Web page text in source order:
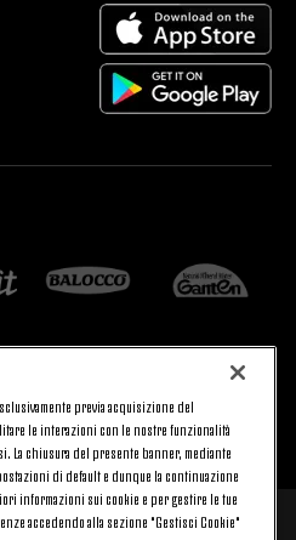
TORNA SU
previa acquisizione del
le interazioni con le nostre funzionalità
La chiusura del presente banner, mediante
di default e dunque la continuazione
informazioni sui cookie e per gestire le tue
accedendo alla sezione "Gestisci Cookie"